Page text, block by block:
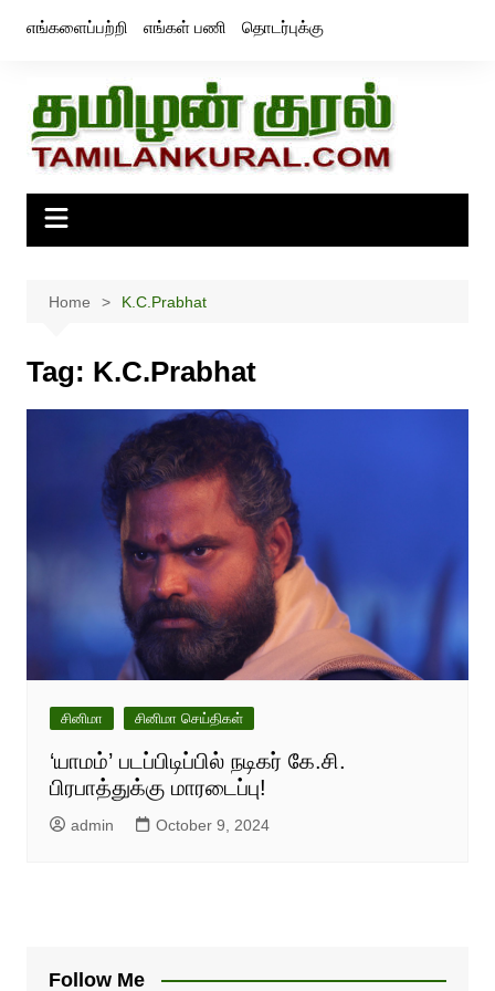
எங்களைப்பற்றி எங்கள் பணி தொடர்புக்கு
Home K.C.Prabhat
Tag: K.C.Prabhat
சினிமா சினிமா செய்திகள்
‘யாமம்’ படப்பிடிப்பில் நடிகர் கே.சி.
பிரபாத்துக்கு மாரடைப்பு!
admin October 9, 2024
Follow Me